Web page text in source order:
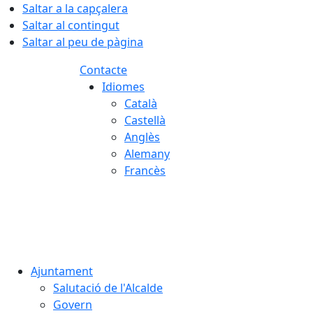
Saltar a la capçalera
Saltar al contingut
Saltar al peu de pàgina
Contacte
Idiomes
Català
Castellà
Anglès
Alemany
Francès
Ajuntament
Salutació de l'Alcalde
Govern